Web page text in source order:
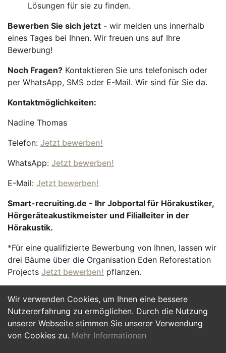
Wir verwenden Cookies, um Ihnen eine bessere
Nutzererfahrung zu ermöglichen. Durch die Nutzung
unserer Webseite stimmen Sie unserer Verwendung
von Cookies zu. Mehr Informationen
Lösungen für sie zu finden.
Bewerben Sie sich jetzt - wir melden uns innerhalb
eines Tages bei Ihnen. Wir freuen uns auf Ihre
Bewerbung!
Noch Fragen? Kontaktieren Sie uns telefonisch oder
per WhatsApp, SMS oder E-Mail. Wir sind für Sie da.
Kontaktmöglichkeiten:
Nadine Thomas
Telefon: Jetzt bewerben!
WhatsApp: Jetzt bewerben!
E-Mail: Jetzt bewerben!
Smart-recruiting.de - Ihr Jobportal für Hörakustiker,
Hörgeräteakustikmeister und Filialleiter in der
Hörakustik.
*Für eine qualifizierte Bewerbung von Ihnen, lassen wir
drei Bäume über die Organisation Eden Reforestation
Projects Jetzt bewerben! pflanzen.
Jetzt Bewerben